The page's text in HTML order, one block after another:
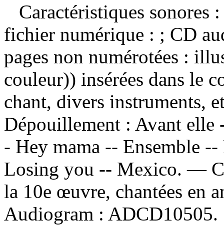
Caractéristiques sonores
fichier numérique : ; CD
pages non numérotées :
couleur)) insérées dans le
chant, divers instruments,
Dépouillement : Avant elle
- Hey mama -- Ensemble
Losing you -- Mexico. —
la 10e œuvre, chantées
Audiogram : ADCD10505.